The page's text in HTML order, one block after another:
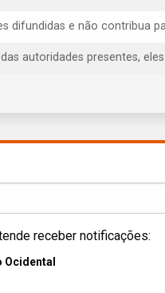
difundidas e não contribua
autoridades presentes,
receber notificações:
Ocidental